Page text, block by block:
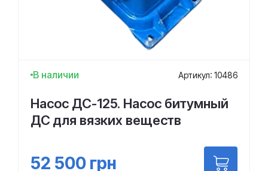
В наличии Артикул: 10486
Насос ДС-125. Насос битумный
ДС для вязких веществ
52 500 грн